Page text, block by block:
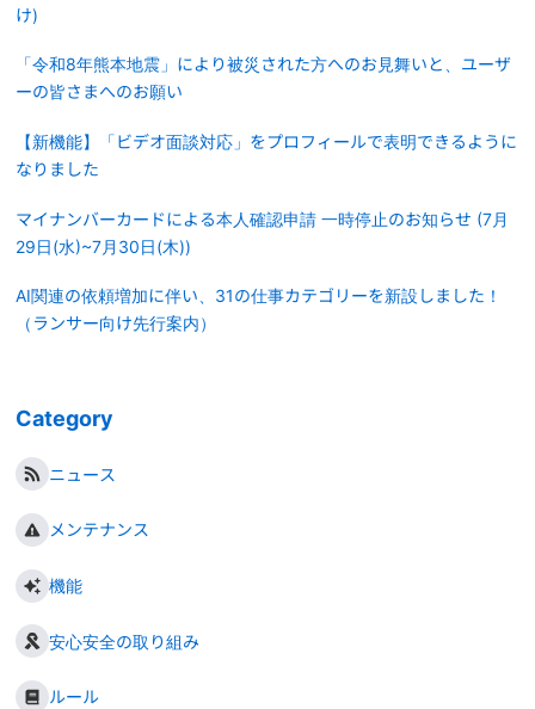
け)
「令和8年熊本地震」により被災された方へのお見舞いと、ユーザ
ーの皆さまへのお願い
【新機能】「ビデオ面談対応」をプロフィールで表明できるように
なりました
マイナンバーカードによる本人確認申請 一時停止のお知らせ (7月
29日(水)~7月30日(木))
AI関連の依頼増加に伴い、31の仕事カテゴリーを新設しました！
（ランサー向け先行案内）
Category
ニュース
メンテナンス
機能
安心安全の取り組み
ルール